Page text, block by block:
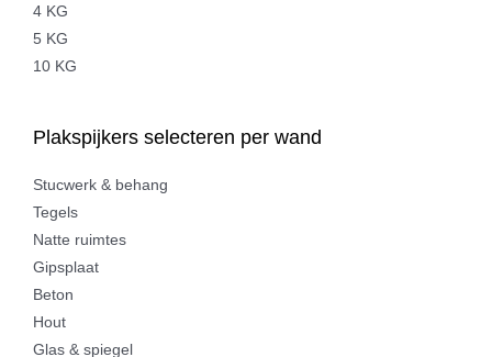
4 KG
5 KG
10 KG
Plakspijkers selecteren per wand
Stucwerk & behang
Tegels
Natte ruimtes
Gipsplaat
Beton
Hout
Glas & spiegel